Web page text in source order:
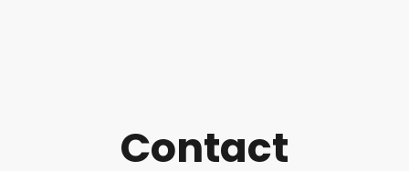
Contact